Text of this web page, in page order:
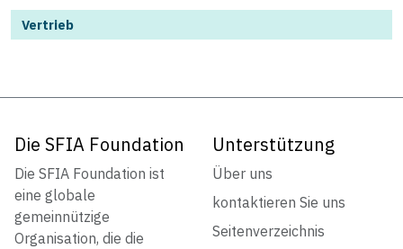
Vertrieb
Die SFIA Foundation
Die SFIA Foundation ist
eine globale
gemeinnützige
Organisation, die die
Unterstützung
Über uns
kontaktieren Sie uns
Seitenverzeichnis